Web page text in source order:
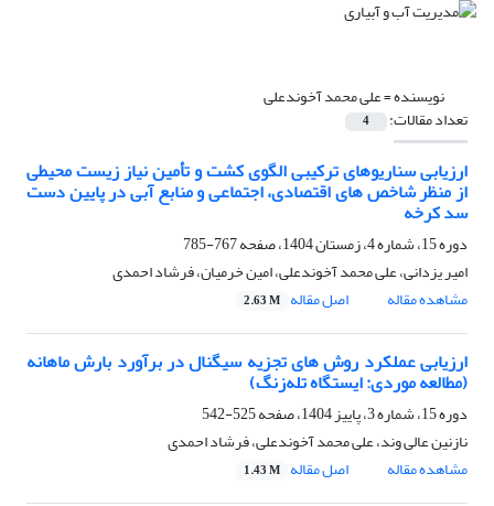
نویسنده =علی محمد آخوندعلی
تعداد مقالات: 4
ارزیابی سناریوهای ترکیبی الگوی کشت و تأمین نیاز زیست محیطی
از منظر شاخص های اقتصادی، اجتماعی و منابع آبی در پایین دست
سد کرخه
دوره 15، شماره 4، زمستان 1404، صفحه
767-785
امیر یزدانی، علی محمد آخوندعلی، امین خرمیان، فرشاد احمدی
مشاهده مقاله
اصل مقاله 2.63 M
ارزیابی عملکرد روش های تجزیه سیگنال در برآورد بارش ماهانه
(مطالعه موردی: ایستگاه تله‌زنگ)
دوره 15، شماره 3، پاییز 1404، صفحه
525-542
نازنین عالی وند، علی محمد آخوندعلی، فرشاد احمدی
مشاهده مقاله
اصل مقاله 1.43 M